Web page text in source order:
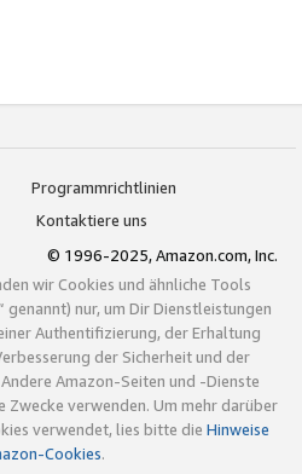
Programmrichtlinien
Kontaktiere uns
© 1996-2025, Amazon.com, Inc.
wir Cookies und ähnliche Tools
genannt) nur, um Dir Dienstleistungen
Authentifizierung, der Erhaltung
der Sicherheit und der
Amazon-Seiten und -Dienste
Zwecke verwenden. Um mehr darüber
verwendet, lies bitte die Hinweise
Cookies.